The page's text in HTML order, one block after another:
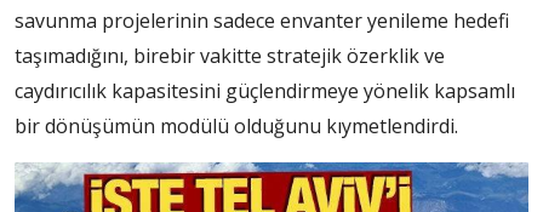
savunma projelerinin sadece envanter yenileme hedefi
taşımadığını, birebir vakitte stratejik özerklik ve
caydırıcılık kapasitesini güçlendirmeye yönelik kapsamlı
bir dönüşümün modülü olduğunu kıymetlendirdi.